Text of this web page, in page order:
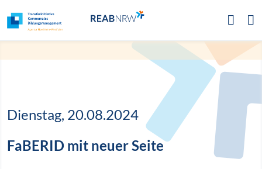
FaBERID mit neuer Seite
Dienstag, 20.08.2024